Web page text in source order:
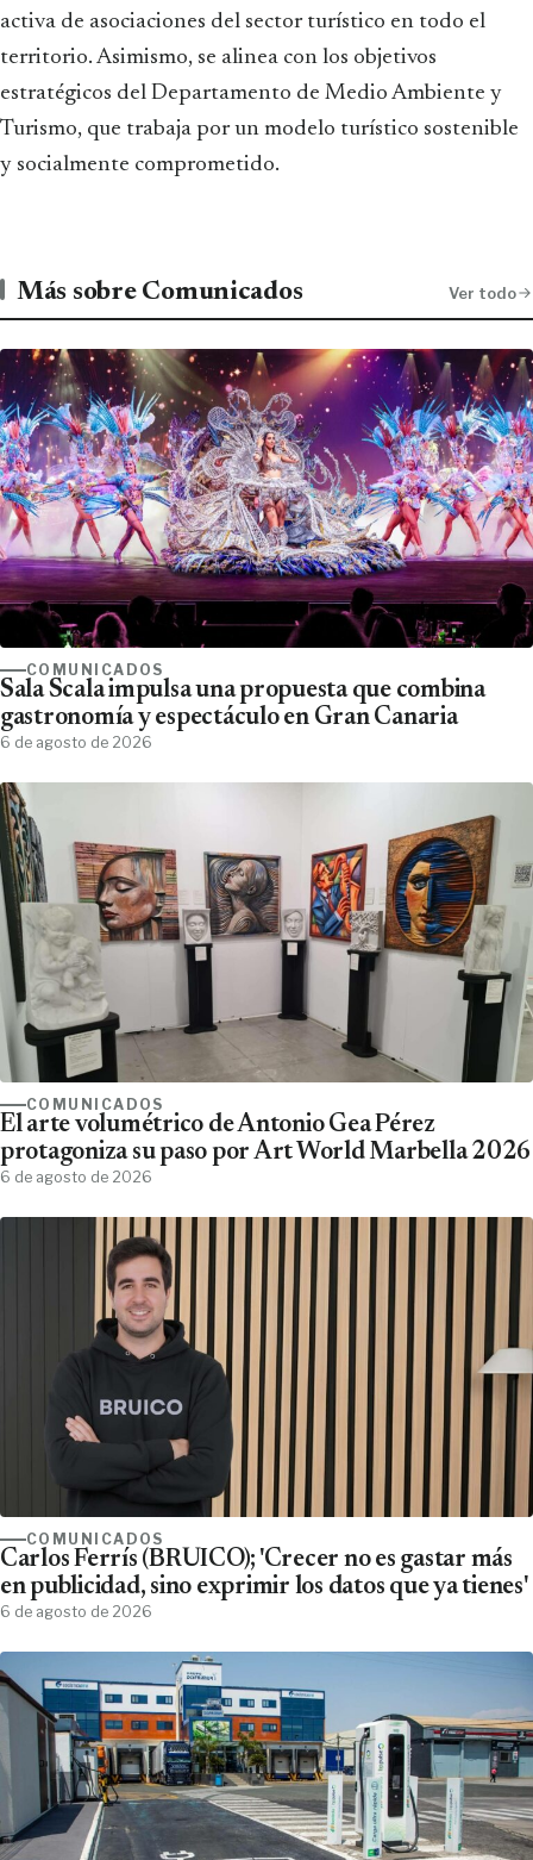
activa de asociaciones del sector turístico en todo el
territorio. Asimismo, se alinea con los objetivos
estratégicos del Departamento de Medio Ambiente y
Turismo, que trabaja por un modelo turístico sostenible
y socialmente comprometido.
Más sobre Comunicados Ver todo
COMUNICADOS
Sala Scala impulsa una propuesta que combina
gastronomía y espectáculo en Gran Canaria
6 de agosto de 2026
COMUNICADOS
El arte volumétrico de Antonio Gea Pérez
protagoniza su paso por Art World Marbella 2026
6 de agosto de 2026
COMUNICADOS
Carlos Ferrís (BRUICO); 'Crecer no es gastar más
en publicidad, sino exprimir los datos que ya tienes'
6 de agosto de 2026